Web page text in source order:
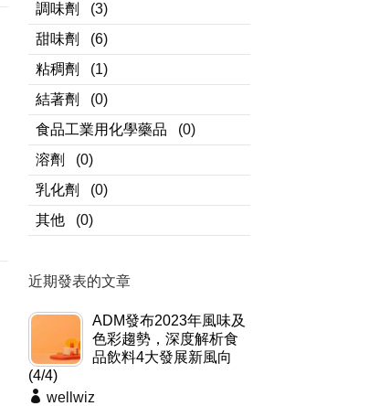
調味劑
(3)
甜味劑
(6)
粘稠劑
(1)
結著劑
(0)
食品工業用化學藥品
(0)
溶劑
(0)
乳化劑
(0)
其他
(0)
近期發表的文章
ADM發布2023年風味及
色彩趨勢，深度解析食
品飲料4大發展新風向
(4/4)
wellwiz